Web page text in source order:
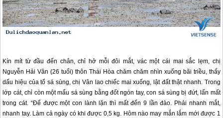
Kín mít từ đầu đến chân, chỉ hở mỗi đôi mắt, vác một cái mai sắc lẹm, chị
Nguyễn Hải Vân (26 tuổi) thôn Thái Hòa chăm chăm nhìn xuống bãi triều, thấy
dấu hiệu của tổ sá sùng, chị Vân lao chiếc mai xuống, lật đất thật nhanh. Trong
lớp cát, chỉ còn một mẩu sá sùng bằng đốt ngón tay, con sá sùng bị đứt, lẩn mất
trong cát. “Để được một con lành lặn thì mất đến 9 lần đào. Phải nhanh mắt,
nhanh tay. Làm cả ngày có khi được 0,5 kg. Hôm nào may mắn lắm mới được 1